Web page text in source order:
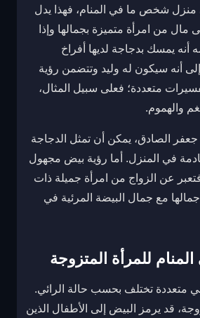
منزل شخص ما في المنام، فهذا يدل
من امرأة متميزة بجمالها وإذا
يمسك بدجاجة لديها أفراخ
أنه سيكون له وليد وتتضمن رؤية
متعددة؛ فعلى سبيل المثال،
والهموم.
جعفر الصادق، يمكن أن تمثل الدجاجة
في المنزل. أما رؤية بيض مجهول
عن الزواج من امرأة جميلة ذات
مع جمال البيضة المرئية في
للمرأة المتزوجة
متعددة تختلف بحسب حالة الرائي.
قد يرمز البيض إلى الأطفال الذين